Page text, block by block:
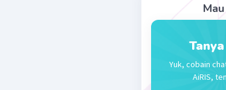
Mazaya M
B.
Beri
Yuk, cobain
AiRIS,